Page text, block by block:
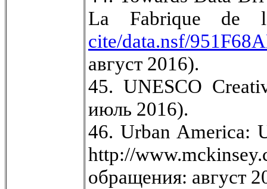
La Fabrique
cite/data.nsf/
август 2016).
45. UNESCO
июль 2016).
46. Urban America:
http://
обращения: август